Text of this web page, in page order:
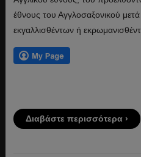
έθνους του Αγγλοσαξονικού
εκγαλλισθέντων ή
Διαβάστε περισσότερα ›